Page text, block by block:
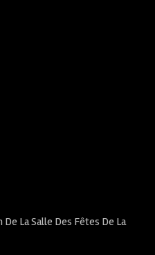
La Salle Des Fêtes De La